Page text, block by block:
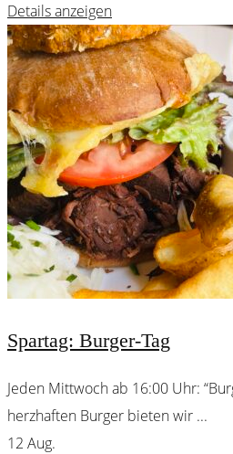
Details anzeigen
Spartag: Burger-Tag
Jeden Mittwoch ab 16:00 Uhr:
herzhaften Burger bieten wir ...
12 Aug.